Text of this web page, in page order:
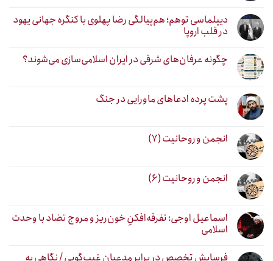
دیپلماسی توهم؛ هم‌پیالگی رضا پهلوی با کنگره جهانی یهود
در قلب اروپا
چگونه عرفان‌های شرقی در ایران اسلامی‌سازی می‌شوند؟
پشت پرده ادعاهای ماورایی در جنگ
انجمن و روحانیت (۷)
انجمن و روحانیت (۶)
اسماعیل اوجی؛ تفرقه‌افکنِ خون‌ریز و مروج تضاد با وحدت
اسلامی
فرسایش تخصص در برابر مدعیان غیب‌گویی / نگاهی به